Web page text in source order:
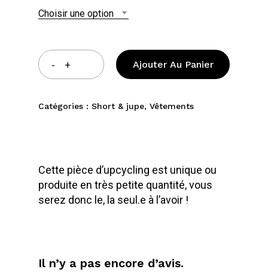
Choisir une option
Ajouter Au Panier
Catégories : Short & jupe, Vêtements
Cette pièce d’upcycling est unique ou
produite en très petite quantité, vous
serez donc le, la seul.e à l’avoir !
Il n’y a pas encore d’avis.